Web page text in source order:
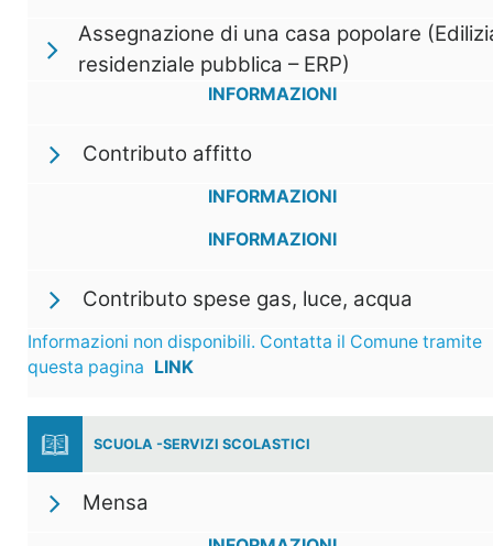
Assegnazione di una casa popolare
residenziale pubblica – ERP)
INFORMAZIONI
Contributo affitto
INFORMAZIONI
INFORMAZIONI
Contributo spese gas, luce, acqua
Informazioni non disponibili. Contatta il Comune tramite
questa pagina LINK
SCUOLA -SERVIZI SCOLASTICI
Mensa